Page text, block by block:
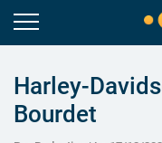
Harley-
Bourdet